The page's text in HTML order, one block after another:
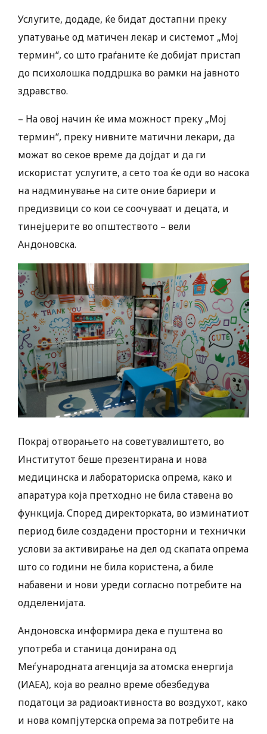
Услугите, додаде, ќе бидат достапни преку
упатување од матичен лекар и системот „Мој
термин“, со што граѓаните ќе добијат пристап
до психолошка поддршка во рамки на јавното
здравство.
– На овој начин ќе има можност преку „Мој
термин“, преку нивните матични лекари, да
можат во секое време да дојдат и да ги
искористат услугите, а сето тоа ќе оди во насока
на надминување на сите оние бариери и
предизвици со кои се соочуваат и децата, и
тинејџерите во општеството – вели
Андоновска.
Покрај отворањето на советувалиштето, во
Институтот беше презентирана и нова
медицинска и лабораториска опрема, како и
апаратура која претходно не била ставена во
функција. Според директорката, во изминатиот
период биле создадени просторни и технички
услови за активирање на дел од скапата опрема
што со години не била користена, а биле
набавени и нови уреди согласно потребите на
одделенијата.
Андоновска информира дека е пуштена во
употреба и станица донирана од
Меѓународната агенција за атомска енергија
(ИАЕА), која во реално време обезбедува
податоци за радиоактивноста во воздухот, како
и нова компјутерска опрема за потребите на